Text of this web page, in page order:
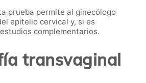
prueba permite al ginecólogo
epitelio cervical y, si es
complementarios.
transvaginal